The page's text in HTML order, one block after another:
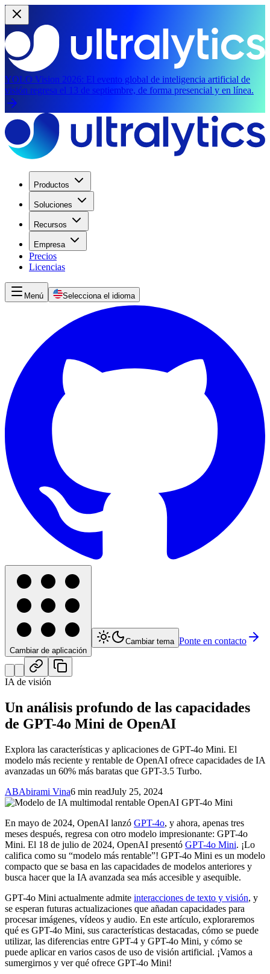
YOLO Vision 2026: El evento global de inteligencia artificial de
visión regresa el 13 de septiembre, de forma presencial y en línea.
Productos
Soluciones
Recursos
Empresa
Precios
Licencias
Menú Selecciona el idioma
Cambiar de aplicación
Cambiar tema Ponte en contacto
IA de visión
Un análisis profundo de las capacidades
de GPT-4o Mini de OpenAI
Explora las características y aplicaciones de GPT-4o Mini. El
modelo más reciente y rentable de OpenAI ofrece capacidades de IA
avanzadas un 60% más baratas que GPT-3.5 Turbo.
ABAbirami Vina6 min readJuly 25, 2024
En mayo de 2024, OpenAI lanzó GPT-4o, y ahora, apenas tres
meses después, regresa con otro modelo impresionante: GPT-4o
Mini. El 18 de julio de 2024, OpenAI presentó GPT-4o Mini. ¡Lo
califica como su “modelo más rentable”! GPT-4o Mini es un modelo
compacto que se basa en las capacidades de modelos anteriores y
busca hacer que la IA avanzada sea más accesible y asequible.
GPT-4o Mini actualmente admite interacciones de texto y visión, y
se esperan futuras actualizaciones que añadan capacidades para
procesar imágenes, vídeos y audio. En este artículo, exploraremos
qué es GPT-4o Mini, sus características destacadas, cómo se puede
utilizar, las diferencias entre GPT-4 y GPT-4o Mini, y cómo se
puede aplicar en varios casos de uso de visión artificial. ¡Vamos a
sumergirnos y ver qué ofrece GPT-4o Mini!